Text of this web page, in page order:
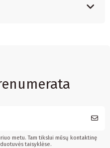
metu. Tam tikslui mūsų kontaktinę
taisyklėse.